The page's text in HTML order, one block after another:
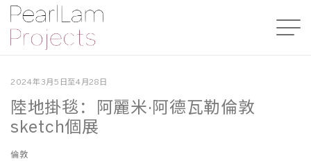
2024年3月5日至4月28日
陸地掛毯：阿麗米·阿德瓦勒倫敦
sketch個展
倫敦